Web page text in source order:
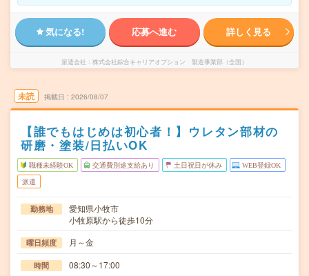
気になる! 応募へ進む 詳しく見る
派遣会社 株式会社綜合キャリアオプション 製造事業部（全国）
未読 掲載日 2026/08/07
【誰でもはじめは初心者！】ウレタン部材の
研磨・塗装/日払いOK
職種未経験OK 交通費別途支給あり 土日祝日が休み WEB登録OK
派遣
勤務地
愛知県小牧市
小牧原駅から徒歩10分
曜日頻度 月～金
時間 08:30～17:00